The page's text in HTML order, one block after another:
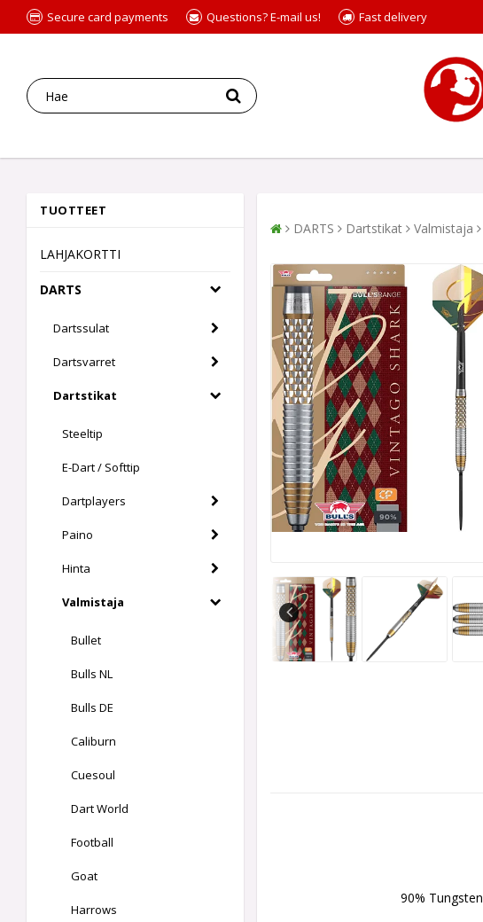
Secure card payments Questions? E-mail us! Fast delivery
TUOTTEET
LAHJAKORTTI
DARTS
Dartssulat
Dartsvarret
Dartstikat
Steeltip
E-Dart / Softtip
Dartplayers
Paino
Hinta
Valmistaja
Bullet
Bulls NL
Bulls DE
Caliburn
Cuesoul
Dart World
Football
Goat
Harrows
DARTS Dartstikat Valmistaja
90% Tungsten